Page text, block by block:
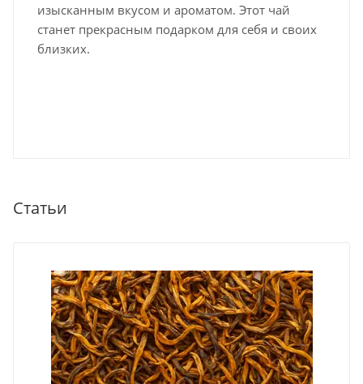
изысканным вкусом и ароматом. Этот чай
станет прекрасным подарком для себя и своих
близких.
Статьи